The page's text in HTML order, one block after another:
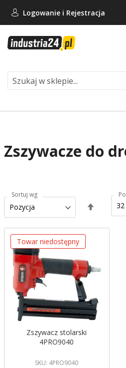
Logowanie i Rejestracja
Zszywacze do
Sortuj wg
kierunek
malejący
Towar niedostępny
Zszywacz stolarski
4PRO9040
SKU: 4PRO9040